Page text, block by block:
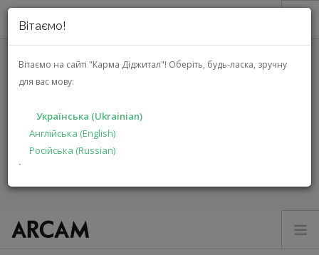
Вітаємо!
Вітаємо на сайті "Карма Діджитал"! Оберіть, будь-ласка, зручну
для вас мову:
Українська (Ukrainian)
Англійська (English)
Російська (Russian)
`
ПРО НАС
АКЦІЇ
РІШЕННЯ
ВИРОБНИКАМ
УКРАЇНСЬКА (UKRAINIAN)
ГОЛОВНА БРЕНДИ